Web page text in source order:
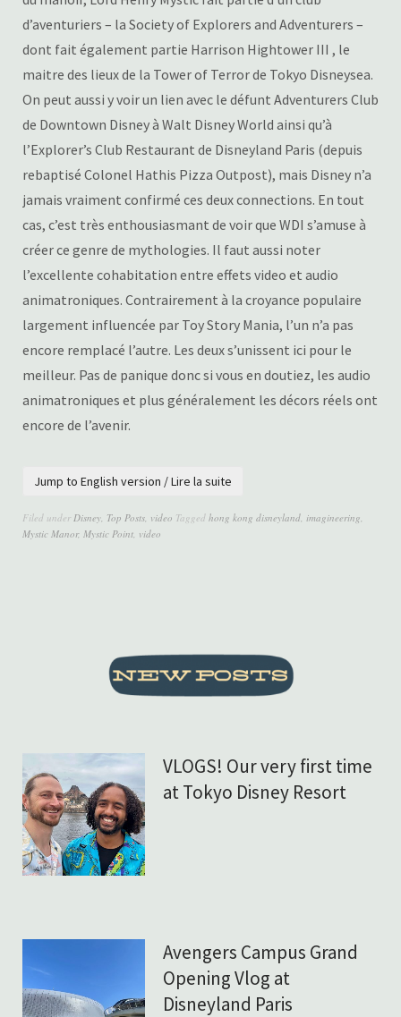
d’aventuriers – la Society of Explorers and Adventurers –
dont fait également partie Harrison Hightower III , le
maitre des lieux de la Tower of Terror de Tokyo Disneysea.
On peut aussi y voir un lien avec le défunt Adventurers Club
de Downtown Disney à Walt Disney World ainsi qu’à
l’Explorer’s Club Restaurant de Disneyland Paris (depuis
rebaptisé Colonel Hathis Pizza Outpost), mais Disney n’a
jamais vraiment confirmé ces deux connections. En tout
cas, c’est très enthousiasmant de voir que WDI s’amuse à
créer ce genre de mythologies. Il faut aussi noter
l’excellente cohabitation entre effets video et audio
animatroniques. Contrairement à la croyance populaire
largement influencée par Toy Story Mania, l’un n’a pas
encore remplacé l’autre. Les deux s’unissent ici pour le
meilleur. Pas de panique donc si vous en doutiez, les audio
animatroniques et plus généralement les décors réels ont
encore de l’avenir.
Jump to English version / Lire la suite
Filed under Disney Top Posts video Tagged hong kong disneyland imagineering
Mystic Manor, Mystic Point video
VLOGS! Our very first time
at Tokyo Disney Resort
Avengers Campus Grand
Opening Vlog at
Disneyland Paris